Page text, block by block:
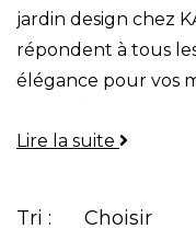
jardin design chez
répondent à tous
élégance pour vos
Lire la suite
Tri : Choisir